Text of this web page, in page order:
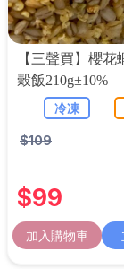
【三聲買】櫻花
穀飯210g±10%
冷凍
$109
$99
加入購物車